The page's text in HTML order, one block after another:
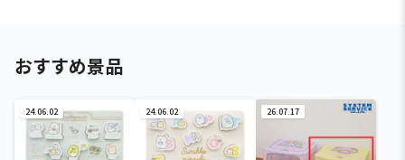
おすすめ景品
24.06.02 24.06.02 26.07.17